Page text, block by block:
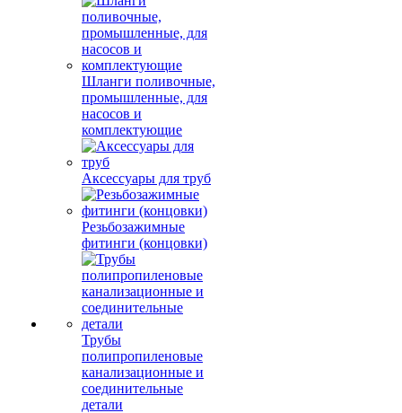
Шланги поливочные,
промышленные, для
насосов и
комплектующие
Аксессуары для труб
Резьбозажимные
фитинги (концовки)
Трубы
полипропиленовые
канализационные и
соединительные
детали